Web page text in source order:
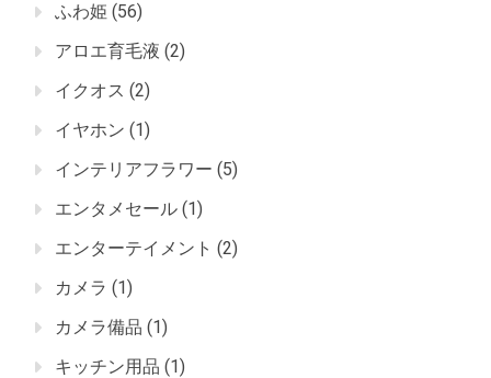
ふわ姫 (56)
アロエ育毛液 (2)
イクオス (2)
イヤホン (1)
インテリアフラワー (5)
エンタメセール (1)
エンターテイメント (2)
カメラ (1)
カメラ備品 (1)
キッチン用品 (1)